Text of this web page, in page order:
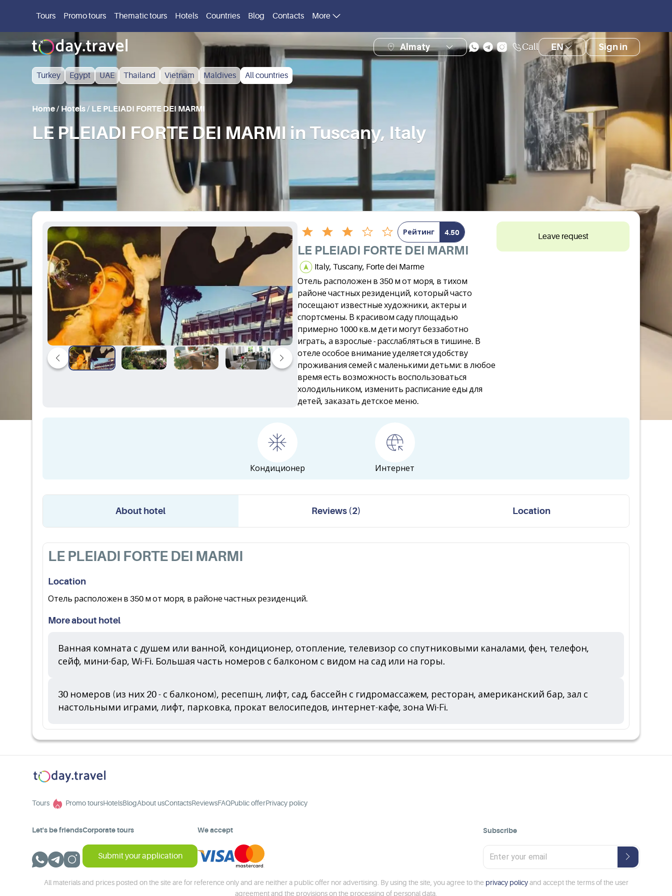
Tours Promo tours Thematic tours Hotels Countries Blog Contacts More
Almaty Call EN Sign in
Turkey Egypt UAE Thailand Vietnam Maldives All countries
Home/ Hotels/ LE PLEIADI FORTE DEI MARMI
LE PLEIADI FORTE DEI MARMI in Tuscany, Italy
Рейтинг 4.50
LE PLEIADI FORTE DEI MARMI
Italy, Tuscany, Forte dei Marme
Отель расположен в 350 м от моря, в тихом
районе частных резиденций, который часто
посещают известные художники, актеры и
спортсмены. В красивом саду площадью
примерно 1000 кв.м дети могут беззаботно
играть, а взрослые - расслабляться в тишине. В
отеле особое внимание уделяется удобству
проживания семей с маленькими детьми: в любое
время есть возможность воспользоваться
холодильником, изменить расписание еды для
детей, заказать детское меню.
Leave request
Кондиционер Интернет
About hotel Reviews(2) Location
LE PLEIADI FORTE DEI MARMI
Location
Отель расположен в 350 м от моря, в районе частных резиденций.
More about hotel
Ванная комната с душем или ванной, кондиционер, отопление, телевизор со спутниковыми каналами, фен, телефон,
сейф, мини-бар, Wi-Fi. Большая часть номеров с балконом с видом на сад или на горы.
30 номеров (из них 20 - с балконом), ресепшн, лифт, сад, бассейн с гидромассажем, ресторан, американский бар, зал с
настольными играми, лифт, парковка, прокат велосипедов, интернет-кафе, зона Wi-Fi.
Tours Promo toursHotelsBlogAbout usContactsReviewsFAQPublic offerPrivacy policy
Let's be friendsCorporate tours
Submit your application
We accept Subscribe
All materials and prices posted on the site are for reference only and are neither a public offer nor advertising. By using the site, you agree to the privacy policyand accept the terms of the user
agreement and the provisions on the processing of personal data.